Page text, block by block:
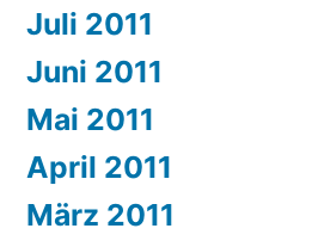
Juli 2011
Juni 2011
Mai 2011
April 2011
März 2011